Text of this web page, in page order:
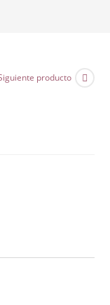
producto